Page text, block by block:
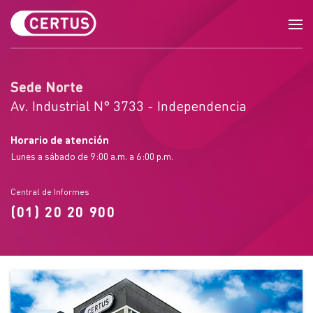
Cursos y Especializaciones
Campus Digital
Trabaja con nosotros
Blog
Sede Norte
Av. Industrial N° 3733 - Independencia
Horario de atención
Lunes a sábado de 9:00 a.m. a 6:00 p.m.
Central de Informes
(01) 20 20 900